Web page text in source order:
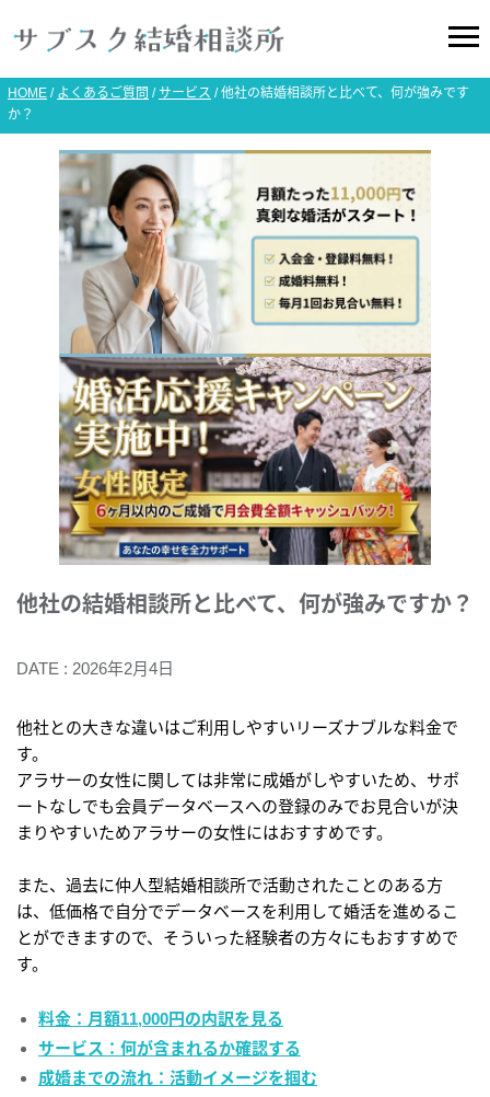
HOME / よくあるご質問 /サービス /他社の結婚相談所と比べて、何が強みです
か？
他社の結婚相談所と比べて、何が強みですか？
DATE : 2026年2月4日
他社との大きな違いはご利用しやすいリーズナブルな料金で
す。
アラサーの女性に関しては非常に成婚がしやすいため、サポ
ートなしでも会員データベースへの登録のみでお見合いが決
まりやすいためアラサーの女性にはおすすめです。
また、過去に仲人型結婚相談所で活動されたことのある方
は、低価格で自分でデータベースを利用して婚活を進めるこ
とができますので、そういった経験者の方々にもおすすめで
す。
料金：月額11,000円の内訳を見る
サービス：何が含まれるか確認する
成婚までの流れ：活動イメージを掴む